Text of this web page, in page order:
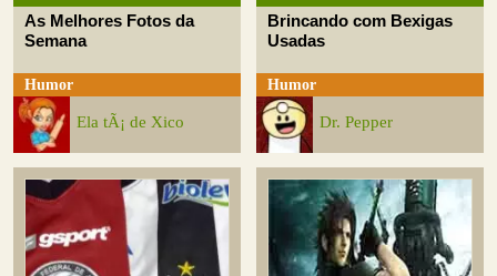
As Melhores Fotos da
Semana
Humor
Ela tÃ¡ de Xico
Brincando com Bexigas
Usadas
Humor
Dr. Pepper